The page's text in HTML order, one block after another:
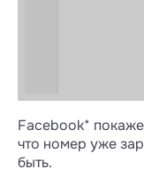
Facebook*
что номер уже
быть.